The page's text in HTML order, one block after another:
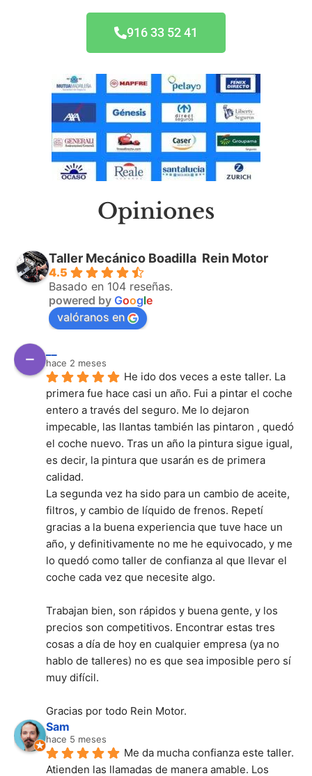
916 33 52 41
Opiniones
Taller Mecánico Boadilla ️ Rein Motor
4.5
Basado en 104 reseñas.
powered by Google
valóranos en
hace 2 meses
He ido dos veces a este taller. La
primera fue hace casi un año. Fui a pintar el coche
entero a través del seguro. Me lo dejaron
impecable, las llantas también las pintaron , quedó
el coche nuevo. Tras un año la pintura sigue igual,
es decir, la pintura que usarán es de primera
calidad.
La segunda vez ha sido para un cambio de aceite,
filtros, y cambio de líquido de frenos. Repetí
gracias a la buena experiencia que tuve hace un
año, y definitivamente no me he equivocado, y me
lo quedó como taller de confianza al que llevar el
coche cada vez que necesite algo.
Trabajan bien, son rápidos y buena gente, y los
precios son competitivos. Encontrar estas tres
cosas a día de hoy en cualquier empresa (ya no
hablo de talleres) no es que sea imposible pero sí
muy difícil.
Gracias por todo Rein Motor.
Sam
hace 5 meses
Me da mucha confianza este taller.
Atienden las llamadas de manera amable. Los